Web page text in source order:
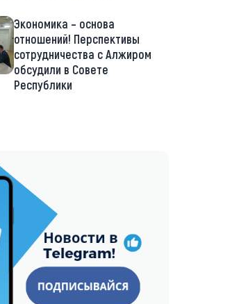
Экономика – основа
отношений! Перспективы
сотрудничества с Алжиром
обсудили в Совете
Республики